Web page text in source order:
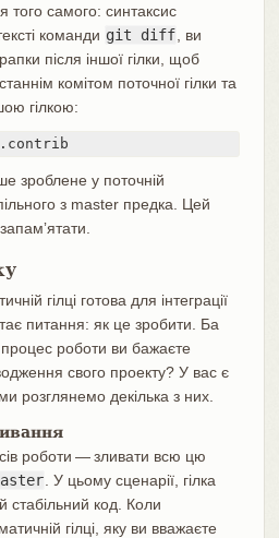
самого: синтаксис
команди git diff , ви
після іншої гілки, щоб
комітом поточної гілки та
гілкою:
зроблене у поточній
з master предка. Цей
гілці готова для інтеграції
питання: як це зробити. Ба
роботи ви бажаєте
свого проекту? У вас є
розглянемо декілька з них.
роботи — зливати всю цю
. У цьому сценарії, гілка
стабільний код. Коли
гілці, яку ви вважаєте